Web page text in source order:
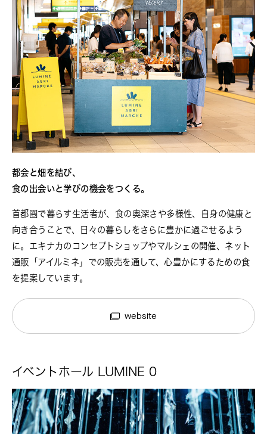
都会と畑を結び、
食の出会いと学びの機会をつくる。
首都圏で暮らす生活者が、食の奥深さや多様性、自身の健康と
向き合うことで、日々の暮らしをさらに豊かに過ごせるよう
に。エキナカのコンセプトショップやマルシェの開催、ネット
通販「アイルミネ」での販売を通して、心豊かにするための食
を提案しています。
website
イベントホール LUMINE 0